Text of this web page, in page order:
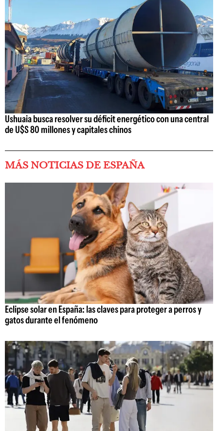
Ushuaia busca resolver su déficit energético con una central
de U$S 80 millones y capitales chinos
MÁS NOTICIAS DE ESPAÑA
Eclipse solar en España: las claves para proteger a perros y
gatos durante el fenómeno